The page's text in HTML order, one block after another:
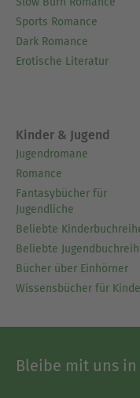
Sports Romance
Dark Romance
Erotische Literatur
Kinder & Jugend
Jugendromane
Romance
Fantasybücher für
Jugendliche
Beliebte
Beliebte
Bücher über Einhörner
Wissensbücher für
Bleibe mit uns